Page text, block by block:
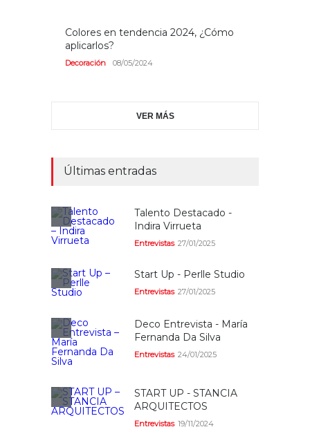
Colores en tendencia 2024, ¿Cómo
aplicarlos?
Decoración 08/05/2024
VER MÁS
Últimas entradas
Talento Destacado -
Indira Virrueta
Entrevistas 27/01/2025
Start Up - Perlle Studio
Entrevistas 27/01/2025
Deco Entrevista - María
Fernanda Da Silva
Entrevistas 24/01/2025
START UP - STANCIA
ARQUITECTOS
Entrevistas 19/11/2024